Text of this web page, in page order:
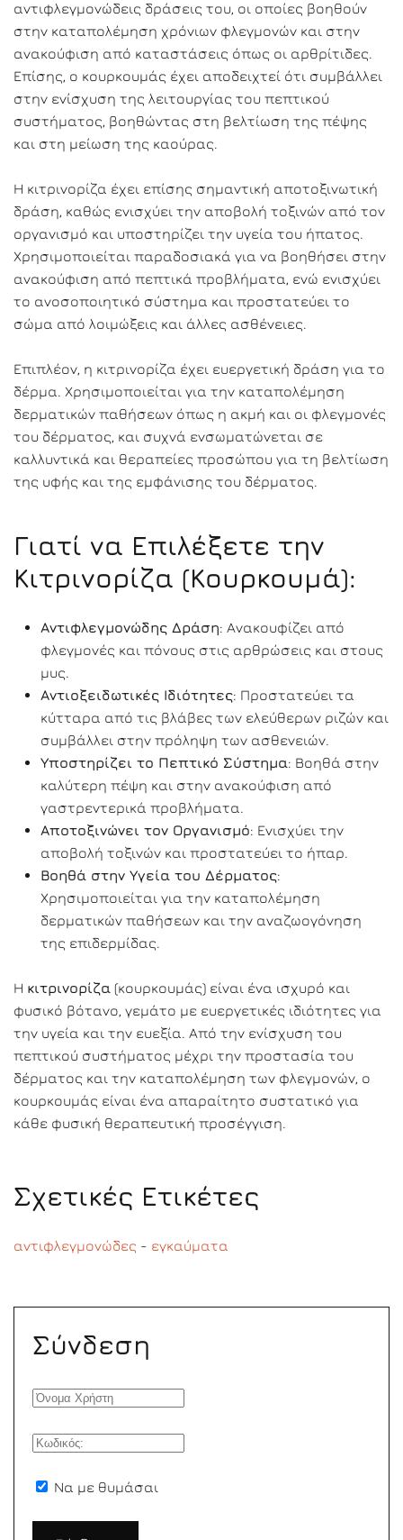
αντιφλεγμονώδεις δράσεις του, οι οποίες βοηθούν
στην καταπολέμηση χρόνιων φλεγμονών και στην
ανακούφιση από καταστάσεις όπως οι αρθρίτιδες.
Επίσης, ο κουρκουμάς έχει αποδειχτεί ότι συμβάλλει
στην ενίσχυση της λειτουργίας του πεπτικού
συστήματος, βοηθώντας στη βελτίωση της πέψης
και στη μείωση της καούρας.
Η κιτρινορίζα έχει επίσης σημαντική αποτοξινωτική
δράση, καθώς ενισχύει την αποβολή τοξινών από τον
οργανισμό και υποστηρίζει την υγεία του ήπατος.
Χρησιμοποιείται παραδοσιακά για να βοηθήσει στην
ανακούφιση από πεπτικά προβλήματα, ενώ ενισχύει
το ανοσοποιητικό σύστημα και προστατεύει το
σώμα από λοιμώξεις και άλλες ασθένειες.
Επιπλέον, η κιτρινορίζα έχει ευεργετική δράση για το
δέρμα. Χρησιμοποιείται για την καταπολέμηση
δερματικών παθήσεων όπως η ακμή και οι φλεγμονές
του δέρματος, και συχνά ενσωματώνεται σε
καλλυντικά και θεραπείες προσώπου για τη βελτίωση
της υφής και της εμφάνισης του δέρματος.
Γιατί να Επιλέξετε την
Κιτρινορίζα (Κουρκουμά):
Αντιφλεγμονώδης Δράση: Ανακουφίζει από
φλεγμονές και πόνους στις αρθρώσεις και στους
μυς.
Αντιοξειδωτικές Ιδιότητες: Προστατεύει τα
κύτταρα από τις βλάβες των ελεύθερων ριζών και
συμβάλλει στην πρόληψη των ασθενειών.
Υποστηρίζει το Πεπτικό Σύστημα: Βοηθά στην
καλύτερη πέψη και στην ανακούφιση από
γαστρεντερικά προβλήματα.
Αποτοξινώνει τον Οργανισμό: Ενισχύει την
αποβολή τοξινών και προστατεύει το ήπαρ.
Βοηθά στην Υγεία του Δέρματος:
Χρησιμοποιείται για την καταπολέμηση
δερματικών παθήσεων και την αναζωογόνηση
της επιδερμίδας.
Η κιτρινορίζα (κουρκουμάς) είναι ένα ισχυρό και
φυσικό βότανο, γεμάτο με ευεργετικές ιδιότητες για
την υγεία και την ευεξία. Από την ενίσχυση του
πεπτικού συστήματος μέχρι την προστασία του
δέρματος και την καταπολέμηση των φλεγμονών, ο
κουρκουμάς είναι ένα απαραίτητο συστατικό για
κάθε φυσική θεραπευτική προσέγγιση.
Σχετικές Ετικέτες
αντιφλεγμονώδες - εγκαύματα
Σύνδεση
Να με θυμάσαι